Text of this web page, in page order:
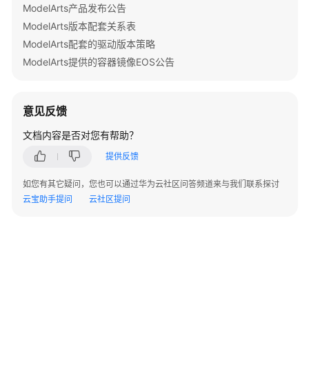
门
数
准
模
型
模
ModelArts产品发布公告
ModelArts版本配套关系表
ModelArts配套的驱动版本策略
ModelArts提供的容器镜像EOS公告
意见反馈
文档内容是否对您有帮助？
提供反馈
如您有其它疑问，您也可以通过华为云社区问答频道来与我们联系探讨
云宝助手提问
云社区提问